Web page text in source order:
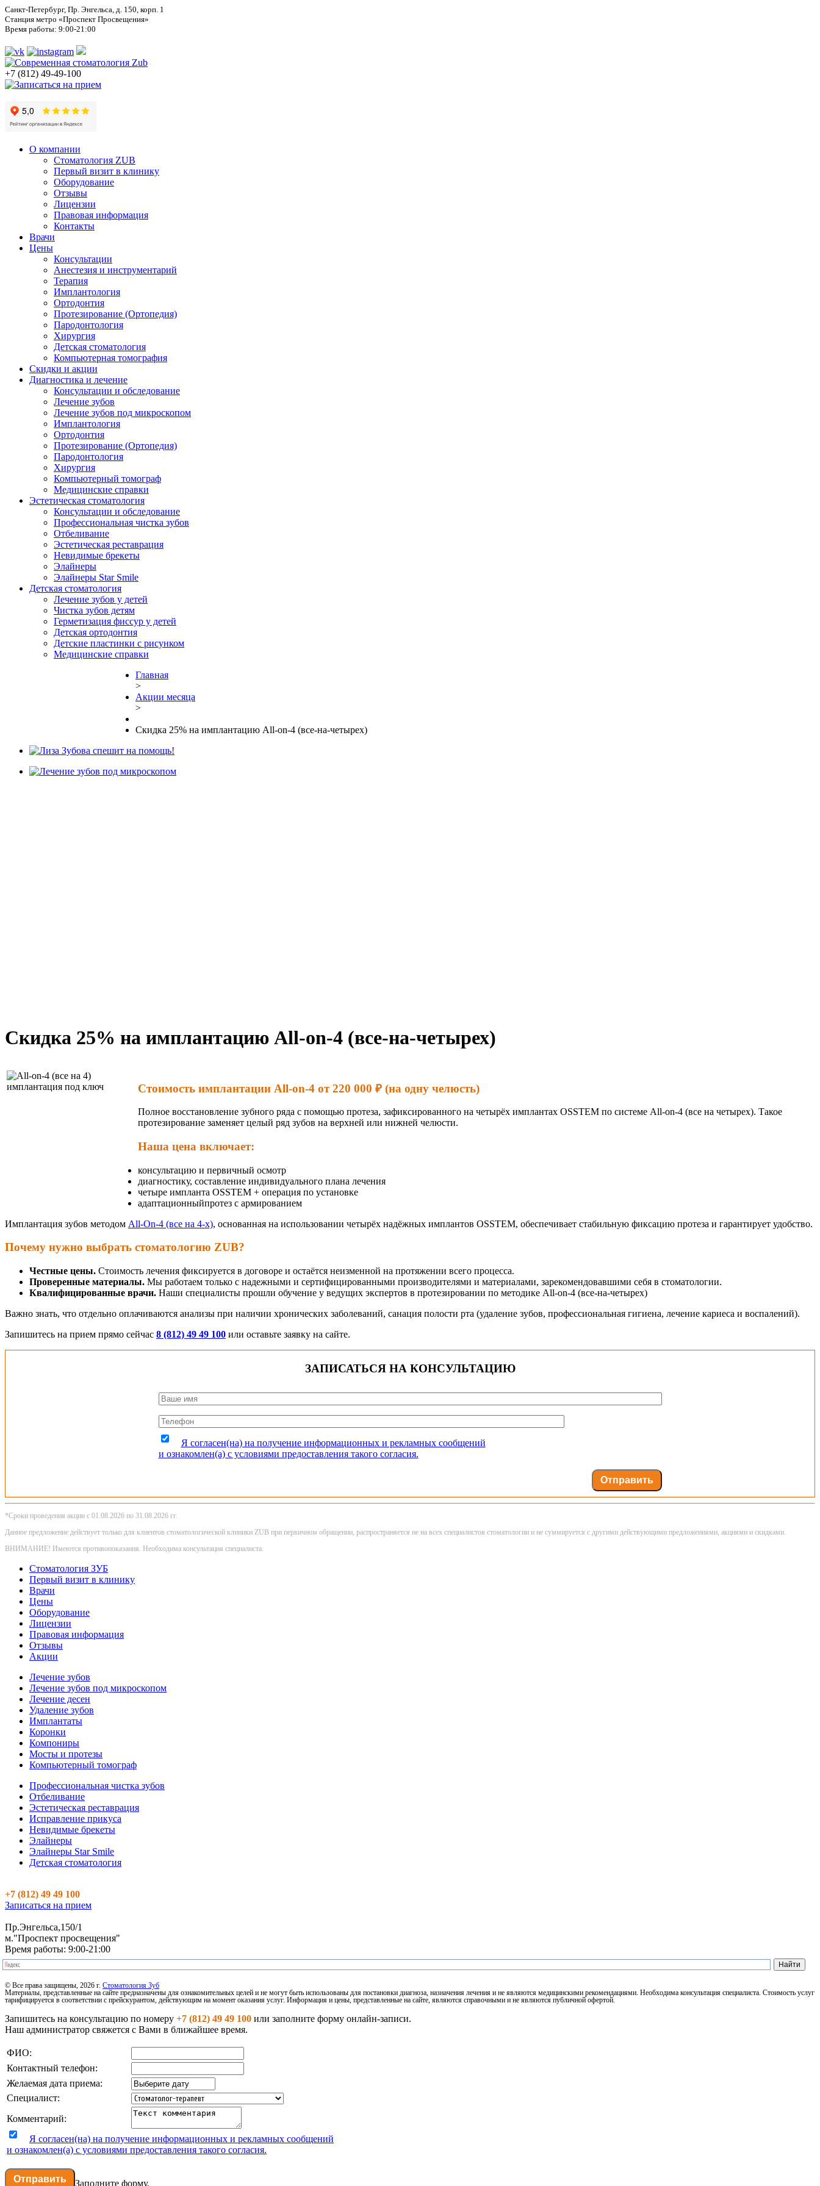
Санкт-Петербург, Пр. Энгельса, д. 150, корп. 1
Станция метро «Проспект Просвещения»
Время работы: 9:00-21:00
+7 (812) 49-49-100
О компании
Стоматология ZUB
Первый визит в клинику
Оборудование
Отзывы
Лицензии
Правовая информация
Контакты
Врачи
Цены
Консультации
Анестезия и инструментарий
Терапия
Имплантология
Ортодонтия
Протезирование (Ортопедия)
Пародонтология
Хирургия
Детская стоматология
Компьютерная томография
Скидки и акции
Диагностика и лечение
Консультации и обследование
Лечение зубов
Лечение зубов под микроскопом
Имплантология
Ортодонтия
Протезирование (Ортопедия)
Пародонтология
Хирургия
Компьютерный томограф
Медицинские справки
Эстетическая стоматология
Консультации и обследование
Профессиональная чистка зубов
Отбеливание
Эстетическая реставрация
Невидимые брекеты
Элайнеры
Элайнеры Star Smile
Детская стоматология
Лечение зубов у детей
Чистка зубов детям
Герметизация фиссур у детей
Детская ортодонтия
Детские пластинки с рисунком
Медицинские справки
Главная
>
Акции месяца
>
Скидка 25% на имплантацию All-on-4 (все-на-четырех)
Скидка 25% на имплантацию All-on-4 (все-на-четырех)
Стоимость имплантации All-on-4 от 220 000 ₽ (на одну челюсть)
Полное восстановление зубного ряда с помощью протеза, зафиксированного на четырёх имплантах OSSTEM по системе All-on-4 (все на четырех). Такое
протезирование заменяет целый ряд зубов на верхней или нижней челюсти.
Наша цена включает:
консультацию и первичный осмотр
диагностику, составление индивидуального плана лечения
четыре импланта OSSTEM + операция по установке
адаптационныйпротез с армированием
Имплантация зубов методом All-On-4 (все на 4-х), основанная на использовании четырёх надёжных имплантов OSSTEM, обеспечивает стабильную фиксацию протеза и гарантирует удобство.
Почему нужно выбрать стоматологию ZUB?
Честные цены. Стоимость лечения фиксируется в договоре и остаётся неизменной на протяжении всего процесса.
Проверенные материалы. Мы работаем только с надежными и сертифицированными производителями и материалами, зарекомендовавшими себя в стоматологии.
Квалифицированные врачи. Наши специалисты прошли обучение у ведущих экспертов в протезировании по методике All-on-4 (все-на-четырех)
Важно знать, что отдельно оплачиваются анализы при наличии хронических заболеваний, санация полости рта (удаление зубов, профессиональная гигиена, лечение кариеса и воспалений).
Запишитесь на прием прямо сейчас 8 (812) 49 49 100 или оставьте заявку на сайте.
ЗАПИСАТЬСЯ НА КОНСУЛЬТАЦИЮ
Я согласен(на) на получение информационных и рекламных сообщений
и ознакомлен(а) с условиями предоставления такого согласия.
Отправить
*Сроки проведения акции с 01.08.2026 по 31.08.2026 гг.
Данное предложение действует только для клиентов стоматологической клиники ZUB при первичном обращении, распространяется не на всех специалистов стоматологии и не суммируется с другими действующими предложениями, акциями и скидками.
ВНИМАНИЕ! Имеются противопоказания. Необходима консультация специалиста.
Стоматология ЗУБ
Первый визит в клинику
Врачи
Цены
Оборудование
Лицензии
Правовая информация
Отзывы
Акции
Лечение зубов
Лечение зубов под микроскопом
Лечение десен
Удаление зубов
Имплантаты
Коронки
Компониры
Мосты и протезы
Компьютерный томограф
Профессиональная чистка зубов
Отбеливание
Эстетическая реставрация
Исправление прикуса
Невидимые брекеты
Элайнеры
Элайнеры Star Smile
Детская стоматология
+7 (812) 49 49 100
Записаться на прием
Пр.Энгельса,150/1
м."Проспект просвещения"
Время работы: 9:00-21:00
© Все права защищены, 2026 г. Стоматология Зуб
Материалы, представленные на сайте предназначены для ознакомительных целей и не могут быть использованы для постановки диагноза, назначения лечения и не являются медицинскими рекомендациями. Необходима консультация специалиста. Стоимость услуг
тарифицируется в соответствии с прейскурантом, действующим на момент оказания услуг. Информация и цены, представленные на сайте, являются справочными и не являются публичной офертой.
Запишитесь на консультацию по номеру +7 (812) 49 49 100 или заполните форму онлайн-записи.
Наш администратор свяжется с Вами в ближайшее время.
ФИО:
Контактный телефон:
Желаемая дата приема:
Специалист:
Комментарий:
Я согласен(на) на получение информационных и рекламных сообщений
и ознакомлен(а) с условиями предоставления такого согласия.
Отправить Заполните форму.